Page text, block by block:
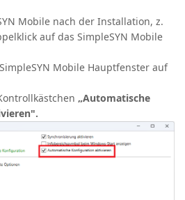
Mobile nach der Installation, z.
auf das SimpleSYN Mobile
Mobile Hauptfenster auf
„Automatische